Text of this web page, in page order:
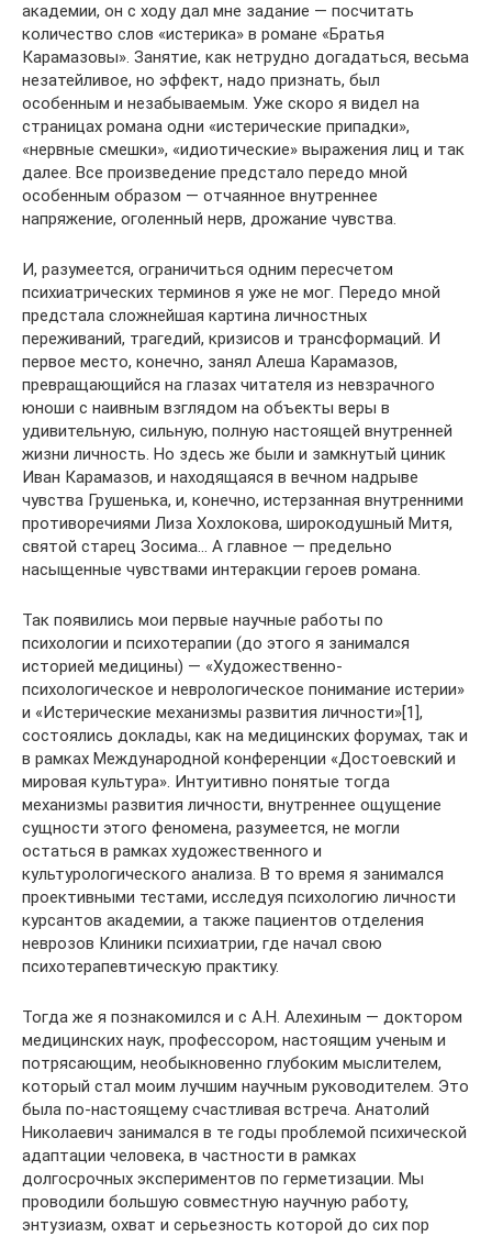
академии, он с ходу дал мне задание — посчитать
количество слов «истерика» в романе «Братья
Карамазовы». Занятие, как нетрудно догадаться, весьма
незатейливое, но эффект, надо признать, был
особенным и незабываемым. Уже скоро я видел на
страницах романа одни «истерические припадки»,
«нервные смешки», «идиотические» выражения лиц и так
далее. Все произведение предстало передо мной
особенным образом — отчаянное внутреннее
напряжение, оголенный нерв, дрожание чувства.
И, разумеется, ограничиться одним пересчетом
психиатрических терминов я уже не мог. Передо мной
предстала сложнейшая картина личностных
переживаний, трагедий, кризисов и трансформаций. И
первое место, конечно, занял Алеша Карамазов,
превращающийся на глазах читателя из невзрачного
юноши с наивным взглядом на объекты веры в
удивительную, сильную, полную настоящей внутренней
жизни личность. Но здесь же были и замкнутый циник
Иван Карамазов, и находящаяся в вечном надрыве
чувства Грушенька, и, конечно, истерзанная внутренними
противоречиями Лиза Хохлокова, широкодушный Митя,
святой старец Зосима… А главное — предельно
насыщенные чувствами интеракции героев романа.
Так появились мои первые научные работы по
психологии и психотерапии (до этого я занимался
историей медицины) — «Художественно-
психологическое и неврологическое понимание истерии»
и «Истерические механизмы развития личности»[1],
состоялись доклады, как на медицинских форумах, так и
в рамках Международной конференции «Достоевский и
мировая культура». Интуитивно понятые тогда
механизмы развития личности, внутреннее ощущение
сущности этого феномена, разумеется, не могли
остаться в рамках художественного и
культурологического анализа. В то время я занимался
проективными тестами, исследуя психологию личности
курсантов академии, а также пациентов отделения
неврозов Клиники психиатрии, где начал свою
психотерапевтическую практику.
Тогда же я познакомился и с А.Н. Алехиным — доктором
медицинских наук, профессором, настоящим ученым и
потрясающим, необыкновенно глубоким мыслителем,
который стал моим лучшим научным руководителем. Это
была по-настоящему счастливая встреча. Анатолий
Николаевич занимался в те годы проблемой психической
адаптации человека, в частности в рамках
долгосрочных экспериментов по герметизации. Мы
проводили большую совместную научную работу,
энтузиазм, охват и серьезность которой до сих пор